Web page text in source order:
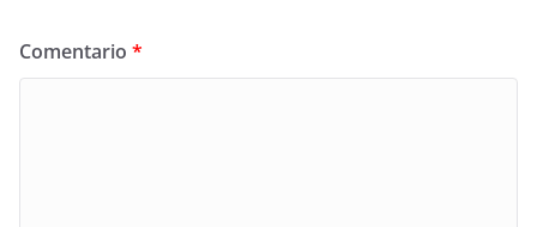
Comentario *